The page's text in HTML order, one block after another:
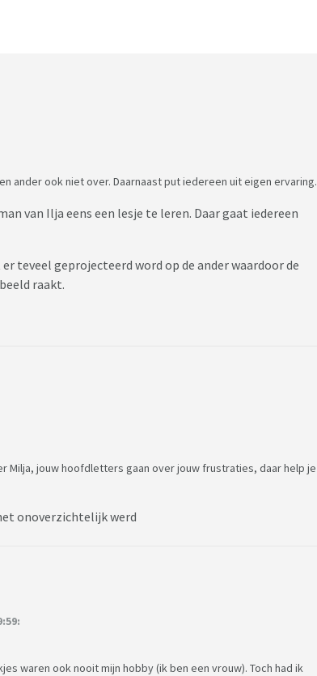
ander ook niet over. Daarnaast put iedereen uit eigen ervaring.
van Ilja eens een lesje te leren. Daar gaat iedereen
teveel geprojecteerd word op de ander waardoor de
raakt.
Milja, jouw hoofdletters gaan over jouw frustraties, daar help je
onoverzichtelijk werd
waren ook nooit mijn hobby (ik ben een vrouw). Toch had ik